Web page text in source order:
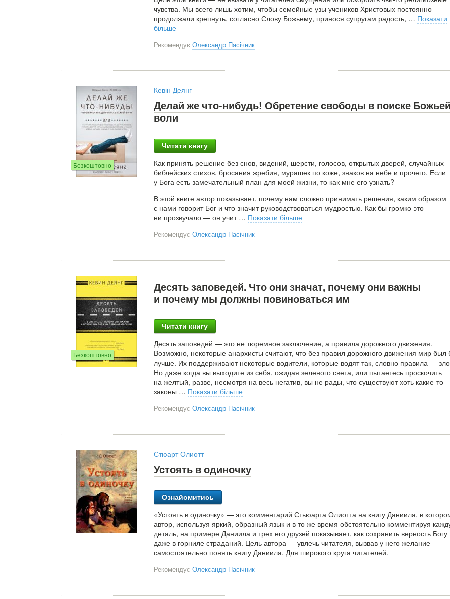
чувства. Мы всего лишь хотим, чтобы семейные узы учеников Христовых постоянно
продолжали крепнуть, согласно Слову Божьему, принося супругам радость, … Показати
більше
Рекомендує Олександр Пасічник
Безкоштовно
Кевін Деянг
Делай же что-нибудь! Обретение свободы в поиске Божьей
воли
Читати книгу
Как принять решение без снов, видений, шерсти, голосов, открытых дверей, случайных
библейских стихов, бросания жребия, мурашек по коже, знаков на небе и прочего. Если
у Бога есть замечательный план для моей жизни, то как мне его узнать?
В этой книге автор показывает, почему нам сложно принимать решения, каким образом
с нами говорит Бог и что значит руководствоваться мудростью. Как бы громко это
ни прозвучало — он учит… Показати більше
Рекомендує Олександр Пасічник
Безкоштовно
Десять заповедей. Что они значат, почему они важны
и почему мы должны повиноваться им
Читати книгу
Десять заповедей — это не тюремное заключение, а правила дорожного движения.
Возможно, некоторые анархисты считают, что без правил дорожного движения мир был
лучше. Их поддерживают некоторые водители, которые водят так, словно правила —
Но даже когда вы выходите из себя, ожидая зеленого света, или пытаетесь проскочить
на желтый, разве, несмотря на весь негатив, вы не рады, что существуют хоть какие-то
законы … Показати більше
Рекомендує Олександр Пасічник
Стюарт Олиотт
Устоять в одиночку
Ознайомитись
«Устоять в одиночку» — это комментарий Стьюарта Олиотта на книгу Даниила, в
автор, используя яркий, образный язык и в то же время обстоятельно комментируя
деталь, на примере Даниила и трех его друзей показывает, как сохранить верность Богу
даже в горниле страданий. Цель автора — увлечь читателя, вызвав у него желание
самостоятельно понять книгу Даниила. Для широкого круга читателей.
Рекомендує Олександр Пасічник